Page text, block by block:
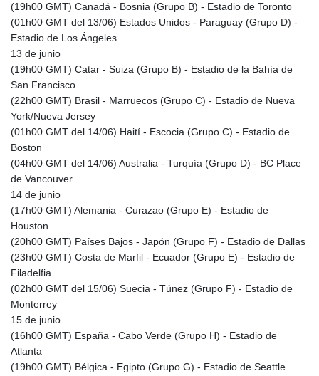
KMF 491.993323
KRW
KYD 0.96202
LAK
LBP
LKR 387.758699
LTL 3.402172
LYD 7.358683
MAD 10.770417
MGA
MMK
MNT
(19h00 GMT) Canadá - Bosnia (Grupo B) - Estadio de Toronto
(01h00 GMT del 13/06) Estados Unidos - Paraguay (Grupo D) -
Estadio de Los Ángeles
13 de junio
(19h00 GMT) Catar - Suiza (Grupo B) - Estadio de la Bahía de
San Francisco
(22h00 GMT) Brasil - Marruecos (Grupo C) - Estadio de Nueva
York/Nueva Jersey
(01h00 GMT del 14/06) Haití - Escocia (Grupo C) - Estadio de
Boston
(04h00 GMT del 14/06) Australia - Turquía (Grupo D) - BC Place
de Vancouver
14 de junio
(17h00 GMT) Alemania - Curazao (Grupo E) - Estadio de
Houston
(20h00 GMT) Países Bajos - Japón (Grupo F) - Estadio de Dallas
(23h00 GMT) Costa de Marfil - Ecuador (Grupo E) - Estadio de
Filadelfia
(02h00 GMT del 15/06) Suecia - Túnez (Grupo F) - Estadio de
Monterrey
15 de junio
(16h00 GMT) España - Cabo Verde (Grupo H) - Estadio de
Atlanta
(19h00 GMT) Bélgica - Egipto (Grupo G) - Estadio de Seattle